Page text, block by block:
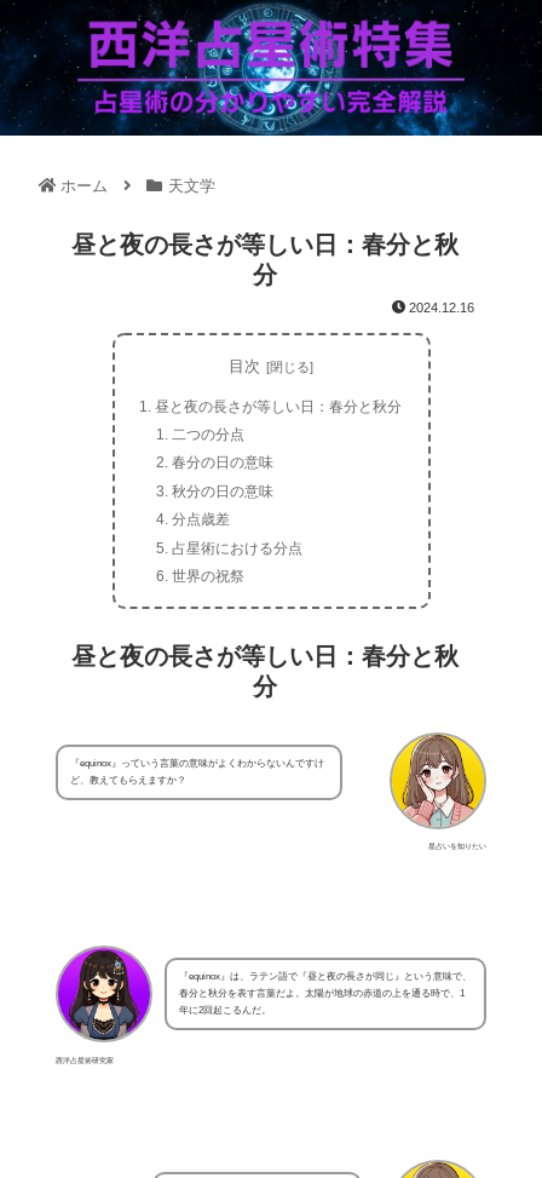
ホーム 天文学
昼と夜の長さが等しい日：春分と秋
分
2024.12.16
目次
昼と夜の長さが等しい日：春分と秋分
二つの分点
春分の日の意味
秋分の日の意味
分点歳差
占星術における分点
世界の祝祭
昼と夜の長さが等しい日：春分と秋
分
星占いを知りたい
『equinox』っていう言葉の意味がよくわからないんですけ
ど、教えてもらえますか？
西洋占星術研究家
『equinox』は、ラテン語で『昼と夜の長さが同じ』という意味で、
春分と秋分を表す言葉だよ。太陽が地球の赤道の上を通る時で、1
年に2回起こるんだ。